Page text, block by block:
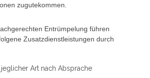
zugutekommen.
Entrümpelung führen
Zusatzdienstleistungen durch
Art nach Absprache